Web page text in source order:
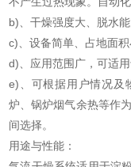
b)、干燥强度大、脱水
c)、设备简单、占地面
d)、应用范围广，可适
e)、可根据用户情况及
炉、锅炉烟气余热等作
间选择。
用途与性能：